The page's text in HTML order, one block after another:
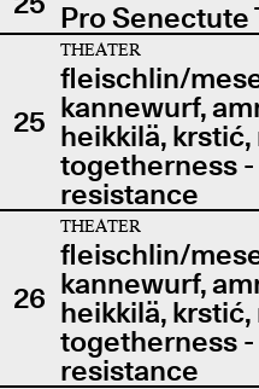
Pro Senectute
25
THEATER
fleischlin/
kannewurf,
heikkilä,
togetherness
resistance
26
THEATER
fleischlin/
kannewurf,
heikkilä,
togetherness
resistance